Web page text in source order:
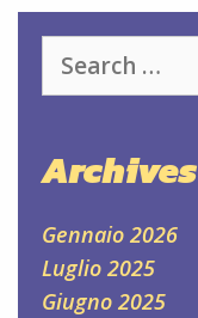
for:
Archives
Gennaio 2026
Luglio 2025
Giugno 2025